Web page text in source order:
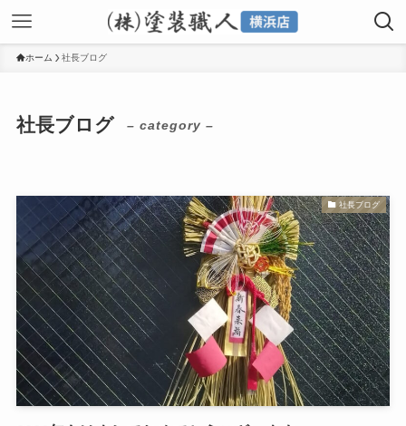
ホーム 社長ブログ
社長ブログ – category –
社長ブログ